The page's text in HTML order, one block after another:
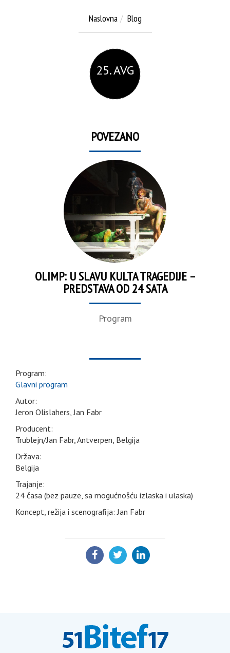
Naslovna Blog
25. AVG
POVEZANO
OLIMP: U SLAVU KULTA TRAGEDIJE –
PREDSTAVA OD 24 SATA
Program
Program:
Glavni program
Autor:
Jeron Olislahers, Jan Fabr
Producent:
Trublejn/Jan Fabr, Antverpen, Belgija
Država:
Belgija
Trajanje:
24 časa (bez pauze, sa mogućnošću izlaska i ulaska)
Koncept, režija i scenografija: Jan Fabr
PODELI: